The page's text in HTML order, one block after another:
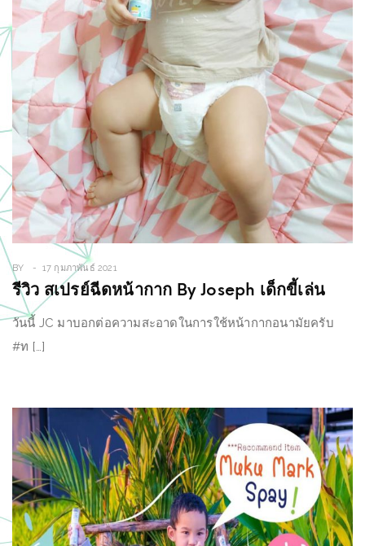
BY 17 กุมภาพันธ์ 2021
รีวิว สเปรย์ฉีดหน้ากาก By Joseph เด็กขี้เล่น
วันนี้ JC มาบอกต่อความสะอาดในการใช้หน้ากากอนามัยครับ
#ท […]